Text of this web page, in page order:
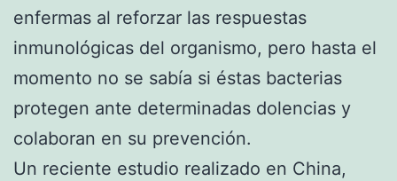
enfermas al reforzar las respuestas
inmunológicas del organismo, pero hasta el
momento no se sabía si éstas bacterias
protegen ante determinadas dolencias y
colaboran en su prevención.
Un reciente estudio realizado en China,